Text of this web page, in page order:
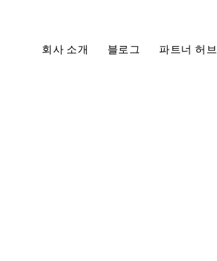
회사 소개 블로그 파트너 허브